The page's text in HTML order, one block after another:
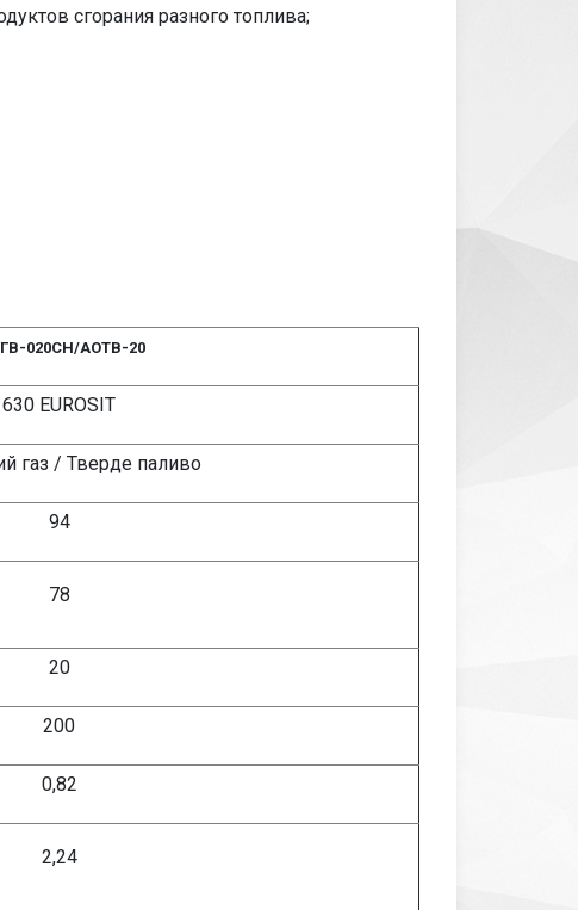
сгорания разного топлива;
020СН/АОТВ-20
630 EUROSIT
газ / Тверде паливо
94
78
20
200
0,82
2,24